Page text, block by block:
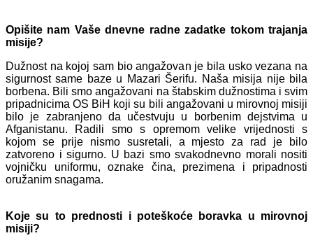
Opišite nam Vaše dnevne radne zadatke tokom trajanja
misije?
Dužnost na kojoj sam bio angažovan je bila usko vezana na
sigurnost same baze u Mazari Šerifu. Naša misija nije bila
borbena. Bili smo angažovani na štabskim dužnostima i svim
pripadnicima OS BiH koji su bili angažovani u mirovnoj misiji
bilo je zabranjeno da učestvuju u borbenim dejstvima u
Afganistanu. Radili smo s opremom velike vrijednosti s
kojom se prije nismo susretali, a mjesto za rad je bilo
zatvoreno i sigurno. U bazi smo svakodnevno morali nositi
vojničku uniformu, oznake čina, prezimena i pripadnosti
oružanim snagama.
Koje su to prednosti i poteškoće boravka u mirovnoj
misiji?